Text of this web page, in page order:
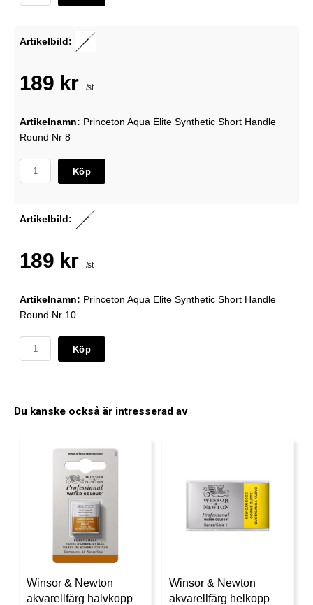
Artikelbild:
189 kr /st
Artikelnamn: Princeton Aqua Elite Synthetic Short Handle
Round Nr 8
Köp
Artikelbild:
189 kr /st
Artikelnamn: Princeton Aqua Elite Synthetic Short Handle
Round Nr 10
Köp
Du kanske också är intresserad av
Winsor & Newton
akvarellfärg halvkopp
Winsor & Newton
akvarellfärg helkopp